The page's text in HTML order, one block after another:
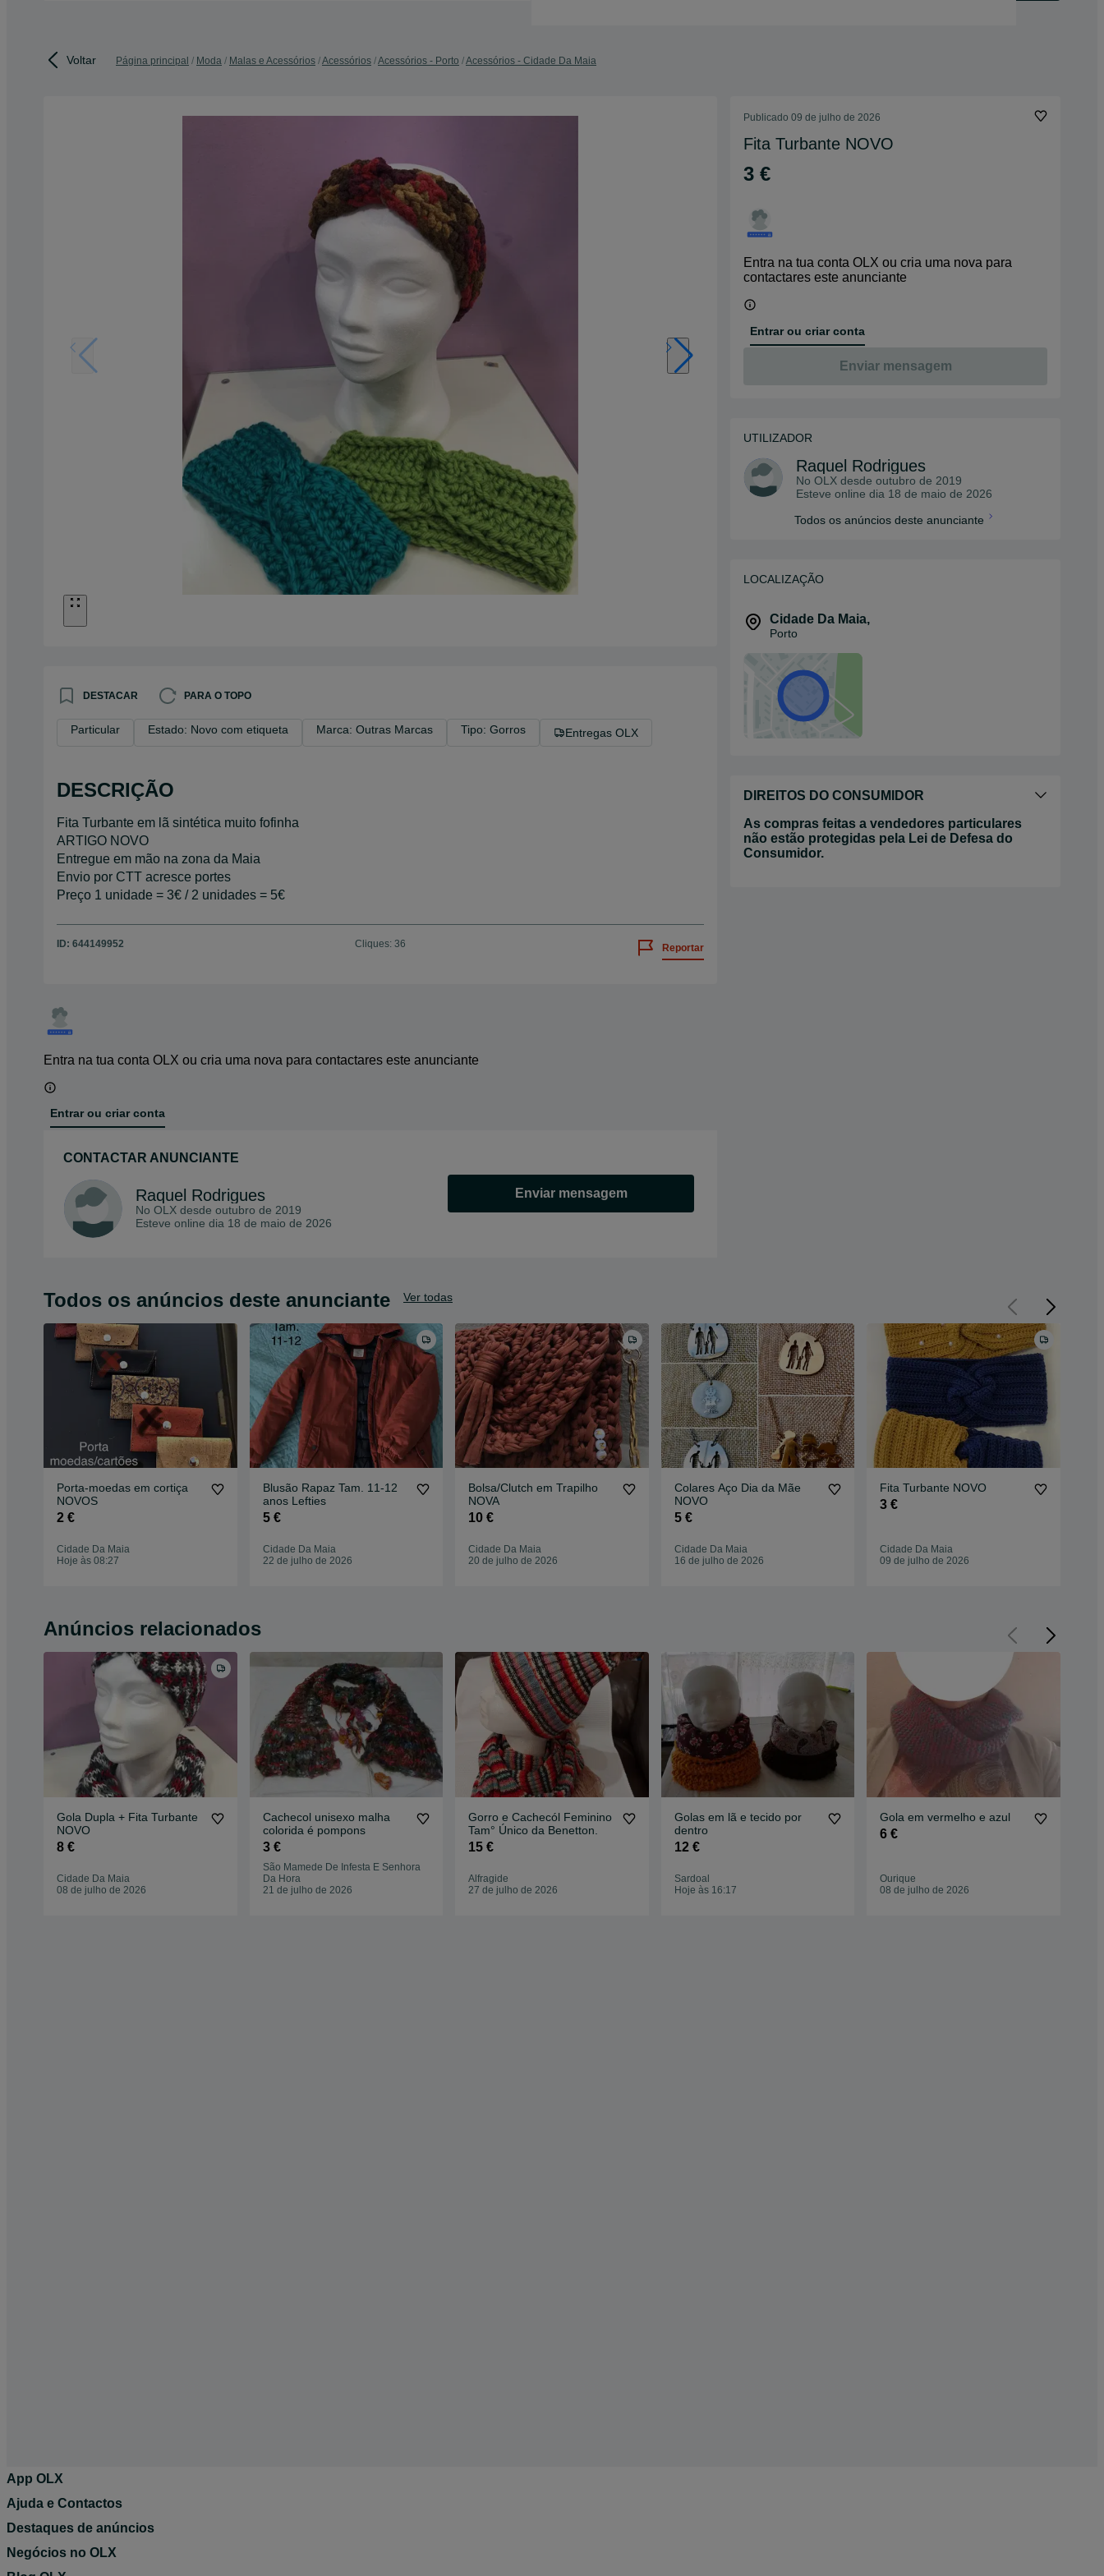
Voltar Página principal Moda Malas e Acessórios Acessórios Acessórios - Porto Acessórios - Cidade Da Maia
DESTACAR PARA O TOPO
Particular Estado: Novo com etiqueta Marca: Outras Marcas Tipo: Gorros Entregas OLX
DESCRIÇÃO
Fita Turbante em lã sintética muito fofinha
ARTIGO NOVO
Entregue em mão na zona da Maia
Envio por CTT acresce portes
Preço 1 unidade = 3€ / 2 unidades = 5€
ID: 644149952 Cliques: 36 Reportar
Entra na tua conta OLX ou cria uma nova para contactares este anunciante
Entrar ou criar conta
CONTACTAR ANUNCIANTE
Raquel Rodrigues
No OLX desde outubro de 2019
Esteve online dia 18 de maio de 2026
Enviar mensagem
Publicado 09 de julho de 2026
Fita Turbante NOVO
3 €
Entra na tua conta OLX ou cria uma nova para
contactares este anunciante
Entrar ou criar conta
Enviar mensagem
UTILIZADOR
Raquel Rodrigues
No OLX desde outubro de 2019
Esteve online dia 18 de maio de 2026
Todos os anúncios deste anunciante
LOCALIZAÇÃO
Cidade Da Maia,
Porto
DIREITOS DO CONSUMIDOR
As compras feitas a vendedores particulares
não estão protegidas pela Lei de Defesa do
Consumidor.
Todos os anúncios deste anunciante Ver todas
Porta-moedas em cortiça
NOVOS
2 €
Cidade Da Maia
Hoje às 08:27
Blusão Rapaz Tam. 11-12
anos Lefties
5 €
Cidade Da Maia
22 de julho de 2026
Bolsa/Clutch em Trapilho
NOVA
10 €
Cidade Da Maia
20 de julho de 2026
Colares Aço Dia da Mãe
NOVO
5 €
Cidade Da Maia
16 de julho de 2026
Fita Turbante NOVO
3 €
Cidade Da Maia
09 de julho de 2026
Anúncios relacionados
Gola Dupla + Fita Turbante
NOVO
8 €
Cidade Da Maia
08 de julho de 2026
Cachecol unisexo malha
colorida é pompons
3 €
São Mamede De Infesta E Senhora
Da Hora
21 de julho de 2026
Gorro e Cachecól Feminino
Tam° Único da Benetton.
15 €
Alfragide
27 de julho de 2026
Golas em lã e tecido por
dentro
12 €
Sardoal
Hoje às 16:17
Gola em vermelho e azul
6 €
Ourique
08 de julho de 2026
App OLX
Ajuda e Contactos
Destaques de anúncios
Negócios no OLX